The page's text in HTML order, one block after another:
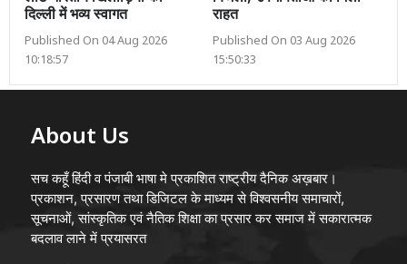
दिल्ली में भव्य स्वागत
Published On 04 Aug 2026
10:18:57
राहत
Published On 03 Aug 2026
15:50:33
About Us
सच कहूँ हिंदी व पंजाबी भाषा मे प्रकाशित राष्ट्रीय दैनिक अख़बार।
प्रकाशन, प्रसारण तथा डिजिटल के माध्यम से विश्वसनीय समाचारों,
सूचनाओं, सांस्कृतिक एवं नैतिक शिक्षा का प्रसार कर समाज में सकारात्मक
बदलाव लाने में प्रयासरत